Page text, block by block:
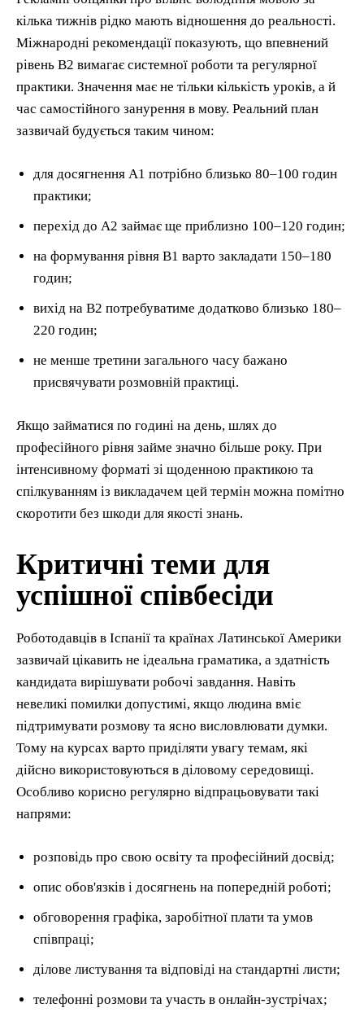
кілька тижнів рідко мають відношення до реальності.
Міжнародні рекомендації показують, що впевнений
рівень В2 вимагає системної роботи та регулярної
практики. Значення має не тільки кількість уроків, а й
час самостійного занурення в мову. Реальний план
зазвичай будується таким чином:
для досягнення А1 потрібно близько 80–100 годин
практики;
перехід до А2 займає ще приблизно 100–120 годин;
на формування рівня В1 варто закладати 150–180
годин;
вихід на В2 потребуватиме додатково близько 180–
220 годин;
не менше третини загального часу бажано
присвячувати розмовній практиці.
Якщо займатися по годині на день, шлях до
професійного рівня займе значно більше року. При
інтенсивному форматі зі щоденною практикою та
спілкуванням із викладачем цей термін можна помітно
скоротити без шкоди для якості знань.
Критичні теми для
успішної співбесіди
Роботодавців в Іспанії та країнах Латинської Америки
зазвичай цікавить не ідеальна граматика, а здатність
кандидата вирішувати робочі завдання. Навіть
невеликі помилки допустимі, якщо людина вміє
підтримувати розмову та ясно висловлювати думки.
Тому на курсах варто приділяти увагу темам, які
дійсно використовуються в діловому середовищі.
Особливо корисно регулярно відпрацьовувати такі
напрями:
розповідь про свою освіту та професійний досвід;
опис обов'язків і досягнень на попередній роботі;
обговорення графіка, заробітної плати та умов
співпраці;
ділове листування та відповіді на стандартні листи;
телефонні розмови та участь в онлайн-зустрічах;